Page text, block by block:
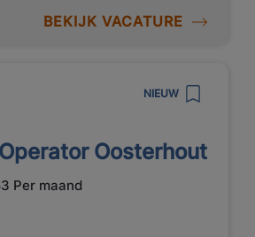
BEKIJK VACATURE
NIEUW
Oosterhout
Per maand